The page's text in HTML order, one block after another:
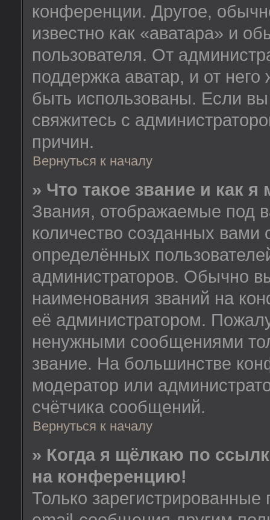
конференции. Другое,
известно как «аватара» и
пользователя. От
поддержка аватар, и от него
быть использованы. Если
свяжитесь с
причин.
Вернуться к началу
» Что такое звание и как я
Звания, отображаемые под
количество созданных
определённых
администраторов. Обычно
наименования званий на
её администратором.
ненужными сообщениями
звание. На большинстве
модератор или
счётчика сообщений.
Вернуться к началу
» Когда я щёлкаю по
на конференцию!
Только зарегистрированные